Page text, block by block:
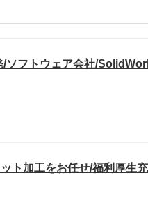
/ソフトウェア会社/
ト加工をお任せ/福利厚生